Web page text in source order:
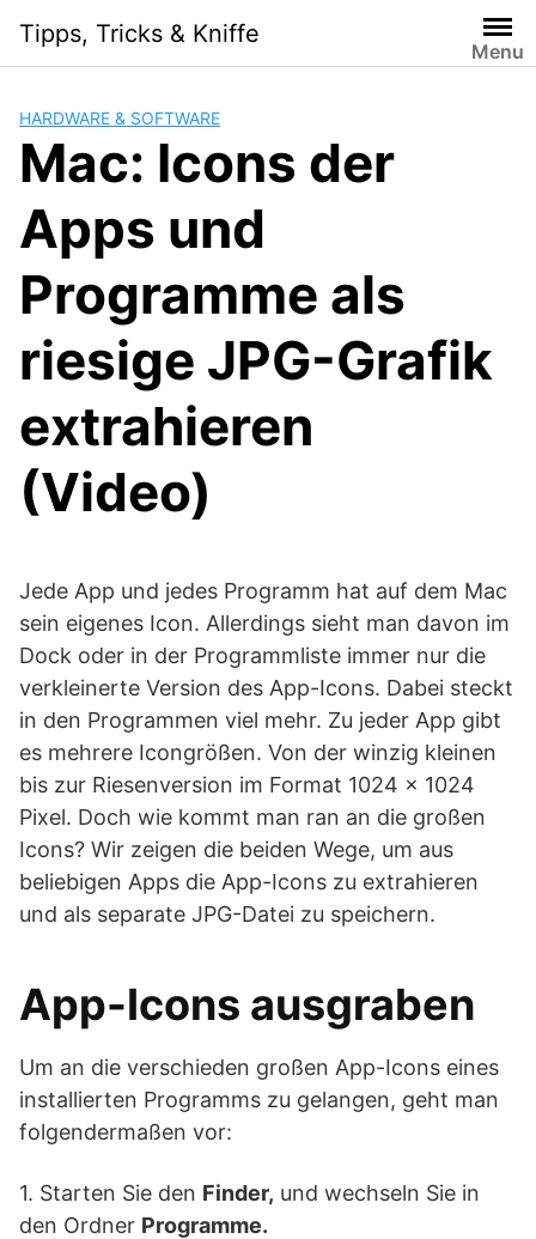
content
Tipps, Tricks & Kniffe
Menu
HARDWARE & SOFTWARE
Mac: Icons der
Apps und
Programme als
riesige JPG-Grafik
extrahieren
(Video)
Jede App und jedes Programm hat auf dem Mac
sein eigenes Icon. Allerdings sieht man davon im
Dock oder in der Programmliste immer nur die
verkleinerte Version des App-Icons. Dabei steckt
in den Programmen viel mehr. Zu jeder App gibt
es mehrere Icongrößen. Von der winzig kleinen
bis zur Riesenversion im Format 1024 x 1024
Pixel. Doch wie kommt man ran an die großen
Icons? Wir zeigen die beiden Wege, um aus
beliebigen Apps die App-Icons zu extrahieren
und als separate JPG-Datei zu speichern.
App-Icons ausgraben
Um an die verschieden großen App-Icons eines
installierten Programms zu gelangen, geht man
folgendermaßen vor:
1. Starten Sie den Finder, und wechseln Sie in
den Ordner Programme.